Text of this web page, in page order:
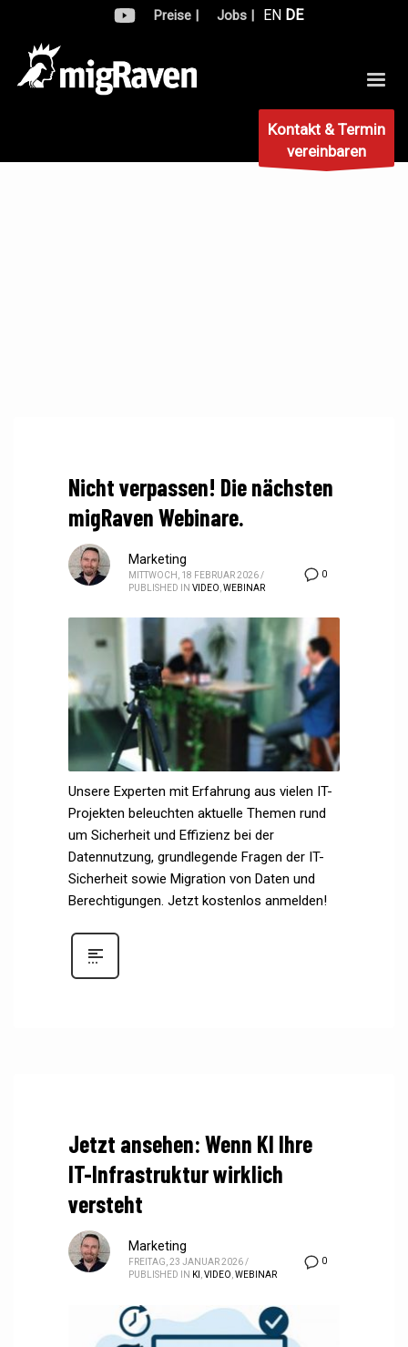
Preise | Jobs | EN DE
Kontakt & Termin
vereinbaren
Nicht verpassen! Die nächsten
migRaven Webinare.
0
Marketing
MITTWOCH, 18 FEBRUAR 2026 /
PUBLISHED IN VIDEO WEBINAR
Unsere Experten mit Erfahrung aus vielen IT-
Projekten beleuchten aktuelle Themen rund
um Sicherheit und Effizienz bei der
Datennutzung, grundlegende Fragen der IT-
Sicherheit sowie Migration von Daten und
Berechtigungen. Jetzt kostenlos anmelden!
Jetzt ansehen: Wenn KI Ihre
IT-Infrastruktur wirklich
versteht
0
Marketing
FREITAG, 23 JANUAR 2026/
PUBLISHED IN KI ,VIDEO,WEBINAR